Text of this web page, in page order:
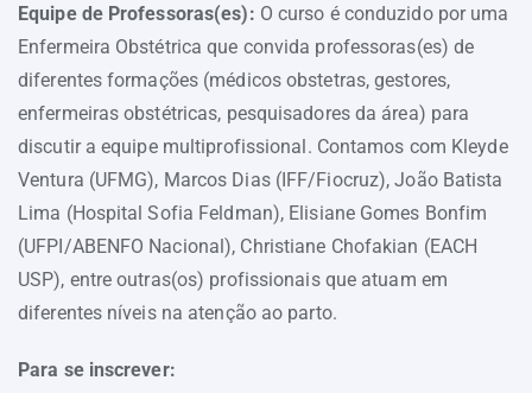
Equipe de Professoras(es): O curso é conduzido por uma
Enfermeira Obstétrica que convida professoras(es) de
diferentes formações (médicos obstetras, gestores,
enfermeiras obstétricas, pesquisadores da área) para
discutir a equipe multiprofissional. Contamos com Kleyde
Ventura (UFMG), Marcos Dias (IFF/Fiocruz), João Batista
Lima (Hospital Sofia Feldman), Elisiane Gomes Bonfim
(UFPI/ABENFO Nacional), Christiane Chofakian (EACH
USP), entre outras(os) profissionais que atuam em
diferentes níveis na atenção ao parto.
Para se inscrever: